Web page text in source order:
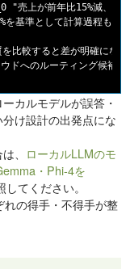
が前年比15%減、原価
基準として計算過程も含
比較すると差が明確になる
カルモデルが誤答・
け設計の出発点にな
、 ローカルLLMのモ
・Phi-4を
てください。
の得手・不得手が整